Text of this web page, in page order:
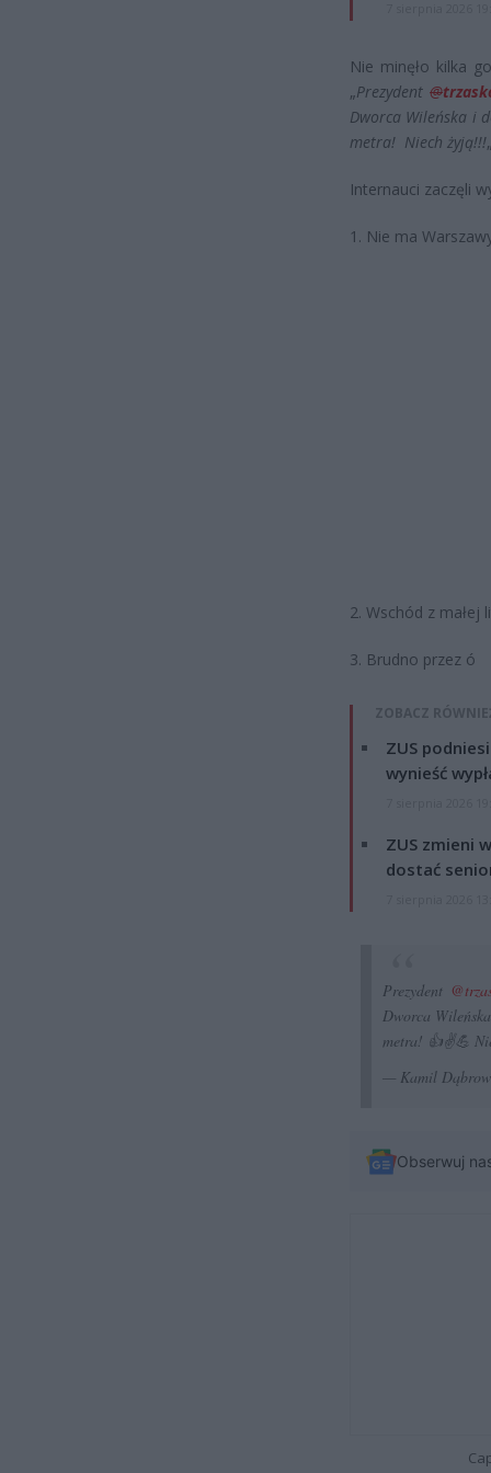
Nie minęło kilka
„Prezydent@
Dworca Wileńska i
metra! Niech żyją!!!
Internauci zaczęli
1. Nie ma
2. Wschód z małej
3. Brudno przez ó
ZOBACZ
ZUS
wynieść
ZUS zmieni
dostać
Prezydent
Dworca
metra! 👍✌💪
— Kamil
Obserwuj